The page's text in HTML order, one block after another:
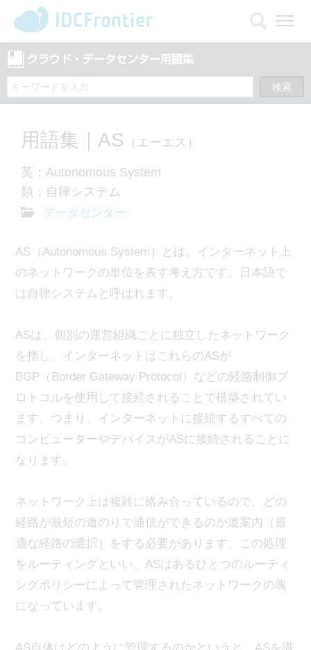
メ
を
開
用語集｜AS （エーエス）
英：Autonomous System
類：自律システム
データセンター
AS（Autonomous System）とは、インターネット上
のネットワークの単位を表す考え方です。日本語で
は自律システムと呼ばれます。
ASは、個別の運営組織ごとに独立したネットワーク
を指し、インターネットはこれらのASが
BGP（Border Gateway Protocol）などの経路制御プ
ロトコルを使用して接続されることで構築されてい
ます。つまり、インターネットに接続するすべての
コンピューターやデバイスがASに接続されることに
なります。
ネットワーク上は複雑に絡み合っているので、どの
経路が最短の道のりで通信ができるのか道案内（最
適な経路の選択）をする必要があります。この処理
をルーティングといい、ASはあるひとつのルーティ
ングポリシーによって管理されたネットワークの塊
になっています。